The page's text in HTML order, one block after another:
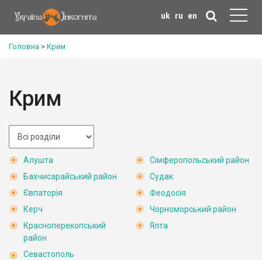
uk ru en
Головна > Крим
Крим
Алушта
Бахчисарайський район
Євпаторія
Керч
Красноперекопський
район
Севастополь
Сімферопольський район
Судак
Феодосія
Чорноморський район
Ялта